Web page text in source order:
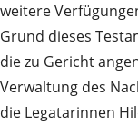
weitere
Grund dieses
die zu Gericht
Verwaltung des
die Legatarinnen